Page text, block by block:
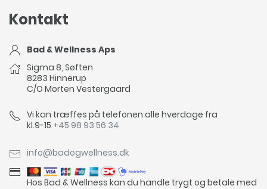
Kontakt
Bad & Wellness Aps
Sigma 8, Søften
8283 Hinnerup
C/O Morten Vestergaard
Vi kan træffes på telefonen alle hverdage fra
kl.9-15 +45 98 93 56 34
info@badogwellness.dk
Hos Bad & Wellness kan du handle trygt og betale med